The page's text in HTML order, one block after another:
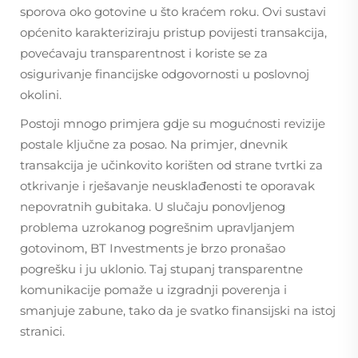
sporova oko gotovine u što kraćem roku. Ovi sustavi
općenito karakteriziraju pristup povijesti transakcija,
povećavaju transparentnost i koriste se za
osigurivanje financijske odgovornosti u poslovnoj
okolini.
Postoji mnogo primjera gdje su mogućnosti revizije
postale ključne za posao. Na primjer, dnevnik
transakcija je učinkovito korišten od strane tvrtki za
otkrivanje i rješavanje neusklađenosti te oporavak
nepovratnih gubitaka. U slučaju ponovljenog
problema uzrokanog pogrešnim upravljanjem
gotovinom, BT Investments je brzo pronašao
pogrešku i ju uklonio. Taj stupanj transparentne
komunikacije pomaže u izgradnji poverenja i
smanjuje zabune, tako da je svatko finansijski na istoj
stranici.